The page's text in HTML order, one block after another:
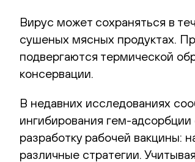
Вирус может сохраняться в
сушеных мясных продуктах.
подвергаются термической
консервации.
В недавних исследованиях
ингибирования гем-
разработку рабочей вакцины:
различные стратегии.